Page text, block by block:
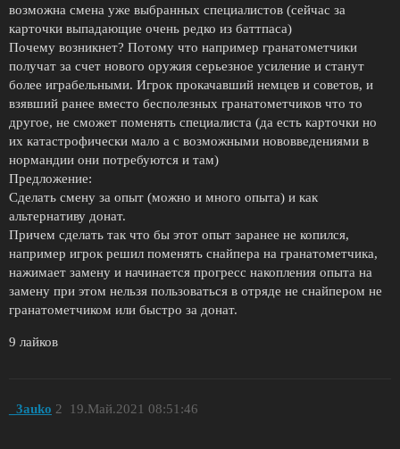
возможна смена уже выбранных специалистов (сейчас за
карточки выпадающие очень редко из баттпаса)
Почему возникнет? Потому что например гранатометчики
получат за счет нового оружия серьезное усиление и станут
более играбельными. Игрок прокачавший немцев и советов, и
взявший ранее вместо бесполезных гранатометчиков что то
другое, не сможет поменять специалиста (да есть карточки но
их катастрофически мало а с возможными нововведениями в
нормандии они потребуются и там)
Предложение:
Сделать смену за опыт (можно и много опыта) и как
альтернативу донат.
Причем сделать так что бы этот опыт заранее не копился,
например игрок решил поменять снайпера на гранатометчика,
нажимает замену и начинается прогресс накопления опыта на
замену при этом нельзя пользоваться в отряде не снайпером не
гранатометчиком или быстро за донат.
9 лайков
_3auko 19.Май.2021 08:51:46
2